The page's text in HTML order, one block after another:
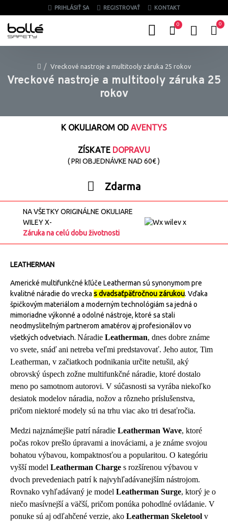
PRIHLÁSIŤ SA REGISTROVAŤ KONTAKT
0 0
Vreckové nastroje a multitooly záruka 25 rokov
Vreckové nastroje a multitooly záruka 25
rokov
K OKULIAROM OD AVENTYS
ZÍSKATE DOPRAVU
( PRI OBJEDNÁVKE NAD 60€ )
Zdarma
NA VŠETKY ORIGINÁLNE OKULIARE
WILEY X-
Záruka na celú dobu životnosti
LEATHERMAN
Americké multifunkčné kľúče Leatherman sú synonymom pre
kvalitné náradie do vrecka s dvadsaťpäťročnou zárukou. Vďaka
špičkovým materiálom a moderným technológiám sa jedná o
mimoriadne výkonné a odolné nástroje, ktoré sa stali
neodmysliteľným partnerom amatérov aj profesionálov vo
všetkých odvetviach. Náradie Leatherman, dnes dobre známe
vo svete, snáď ani netreba veľmi predstavovať. Jeho autor, Tim
Leatherman, v začiatkoch podnikania určite netušil, aký
obrovský úspech zožne multifunkčné náradie, ktoré dostalo
meno po samotnom autorovi. V súčasnosti sa vyrába niekoľko
desiatok modelov náradia, nožov a rôzneho príslušenstva,
pričom niektoré modely sú na trhu viac ako tri desaťročia.
Medzi najznámejšie patrí náradie Leatherman Wave, ktoré
počas rokov prešlo úpravami a inováciami, a je známe svojou
bohatou výbavou, kompaktnosťou a popularitou. O kategóriu
vyšší model Leatherman Charge s rozšírenou výbavou v
dvoch prevedeniach patrí k najvyhľadávanejším nástrojom.
Rovnako vyhľadávaný je model Leatherman Surge, ktorý je o
niečo masívnejší a väčší, pričom ponúka pohodlné ovládanie. V
ponuke sú aj odľahčené verzie, ako Leatherman Skeletool v